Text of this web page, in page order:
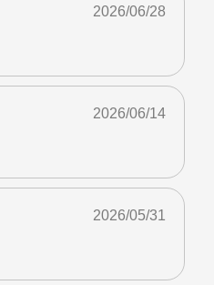
2026/06/28
2026/06/14
2026/05/31